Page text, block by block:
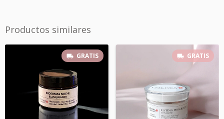
Productos similares
GRATIS GRATIS